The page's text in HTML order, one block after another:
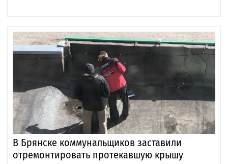
В Брянске коммунальщиков заставили
отремонтировать протекавшую крышу